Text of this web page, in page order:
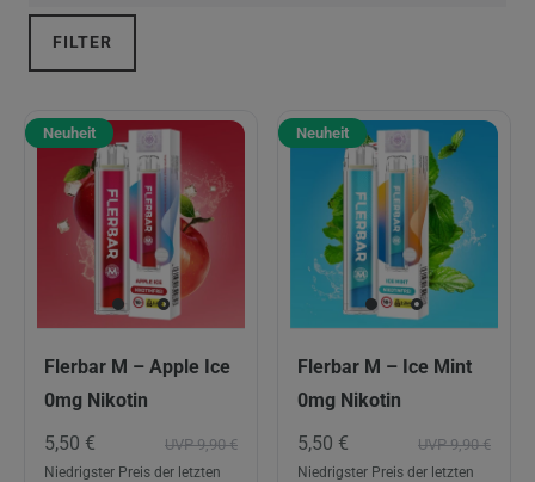
FILTER
Neuheit
Flerbar M – Apple Ice
0mg Nikotin
UVP 9,90 €
5,50 €
Niedrigster Preis der letzten
Neuheit
Flerbar M – Ice Mint
0mg Nikotin
UVP 9,90 €
5,50 €
Niedrigster Preis der letzten